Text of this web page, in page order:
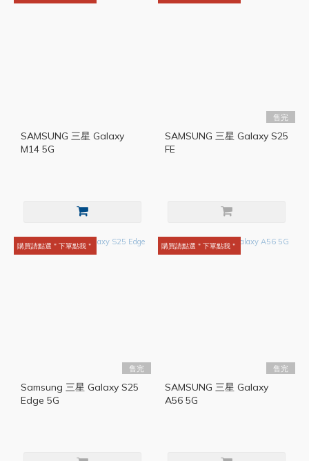
SAMSUNG 三星 Galaxy
M14 5G
售完
SAMSUNG 三星 Galaxy S25
FE
購買請點選＂下單點我＂
售完
Samsung 三星 Galaxy S25
Edge 5G
購買請點選＂下單點我＂
售完
SAMSUNG 三星 Galaxy
A56 5G